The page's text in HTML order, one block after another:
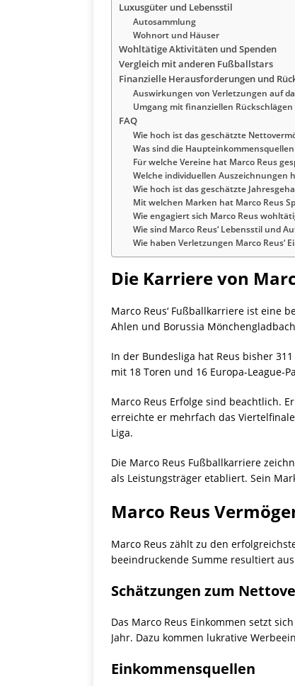
Luxusgüter und Lebensstil
Autosammlung
Wohnort und Häuser
Wohltätige Aktivitäten und Spenden
Vergleich mit anderen Fußballstars
Finanzielle Herausforderungen und
Auswirkungen von Verletzungen auf
Umgang mit finanziellen Rückschlägen
FAQ
Wie hoch ist das geschätzte
Was sind die
Für welche Vereine hat Marco Reus
Welche individuellen Auszeichnungen
Wie hoch ist das geschätzte
Mit welchen Marken hat Marco Reus
Wie engagiert sich Marco Reus
Wie sind Marco Reus‘ Lebensstil und
Wie haben Verletzungen Marco Reus‘
Die Karriere von
Marco Reus‘ Fußballkarriere ist eine
Ahlen und Borussia
In der Bundesliga hat Reus bisher
mit 18 Toren und 16 Europa-
Marco Reus Erfolge sind beachtlich.
erreichte er mehrfach das
Liga.
Die Marco Reus Fußballkarriere
als Leistungsträger etabliert. Sein
Marco Reus
Marco Reus zählt zu den
beeindruckende Summe resultiert
Schätzungen zum
Das Marco Reus Einkommen setzt
Jahr. Dazu kommen lukrative
Einkommensquellen